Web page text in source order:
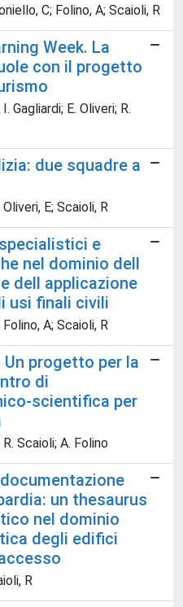
C; Folino, A; Scaioli, R
Week. La
con il progetto
Gagliardi; E. Oliveri; R.
due squadre a
E; Scaioli, R
e
nel dominio dell
dell applicazione
usi finali civili
A; Scaioli, R
progetto per la
di
scientifica per
Scaioli; A. Folino
un thesaurus
nel dominio
degli edifici
R